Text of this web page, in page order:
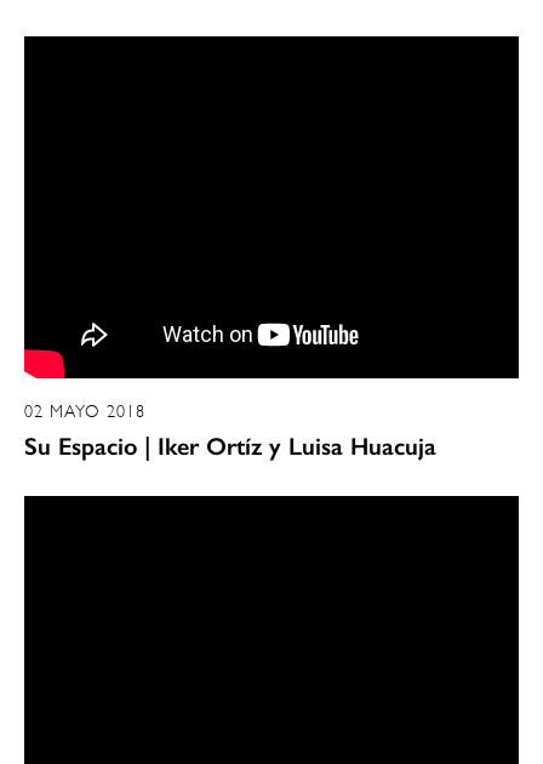
02 MAYO 2018
Su Espacio | Iker Ortíz y Luisa Huacuja